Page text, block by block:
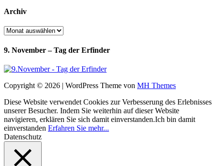
Archiv
Archiv
9. November – Tag der Erfinder
Copyright © 2026 | WordPress Theme von MH Themes
Diese Website verwendet Cookies zur Verbesserung des Erlebnisses
unserer Besucher. Indem Sie weiterhin auf dieser Website
navigieren, erklären Sie sich damit einverstanden.Ich bin damit
einverstanden Erfahren Sie mehr...
Datenschutz